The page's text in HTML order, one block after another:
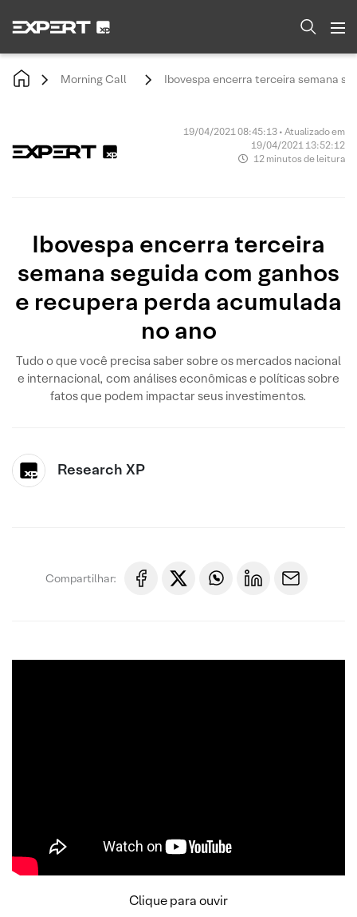
Morning Call Ibovespa encerra terceira semana
19/04/2021 08:45:13 • Atualizado em
19/04/2021 13:52:12
12 minutos de leitura
Ibovespa encerra terceira
semana seguida com ganhos
e recupera perda acumulada
no ano
Tudo o que você precisa saber sobre os mercados nacional
e internacional, com análises econômicas e políticas sobre
fatos que podem impactar seus investimentos.
Research XP
Compartilhar:
Clique para ouvir